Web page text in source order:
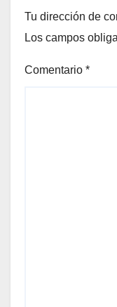
Tu dirección de
Los campos
Comentario *